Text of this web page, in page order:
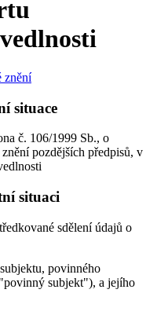
znění
situace
č. 106/1999 Sb., o
pozdějších předpisů, v
situaci
sdělení údajů o
povinného
subjekt"), a jejího